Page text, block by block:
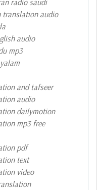
radio saudi
translation audio
audio
mp3
and tafseer
audio
dailymotion
mp3 free
pdf
text
video